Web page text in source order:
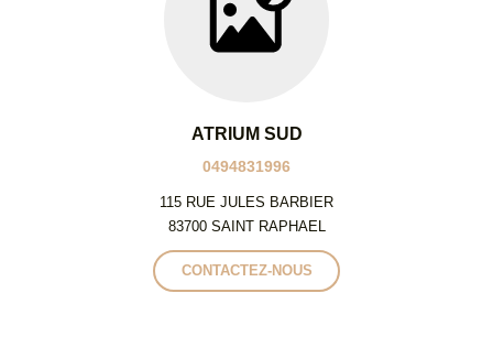
ATRIUM SUD
0494831996
115 RUE JULES BARBIER
83700 SAINT RAPHAEL
CONTACTEZ-NOUS